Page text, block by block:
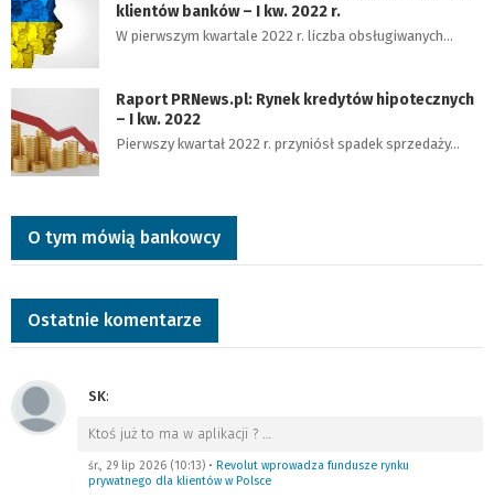
klientów banków – I kw. 2022 r.
W pierwszym kwartale 2022 r. liczba obsługiwanych…
Raport PRNews.pl: Rynek kredytów hipotecznych
– I kw. 2022
Pierwszy kwartał 2022 r. przyniósł spadek sprzedaży…
O tym mówią bankowcy
Ostatnie komentarze
SK:
Ktoś już to ma w aplikacji ? …
śr., 29 lip 2026 (10:13) • Revolut wprowadza fundusze rynku
prywatnego dla klientów w Polsce